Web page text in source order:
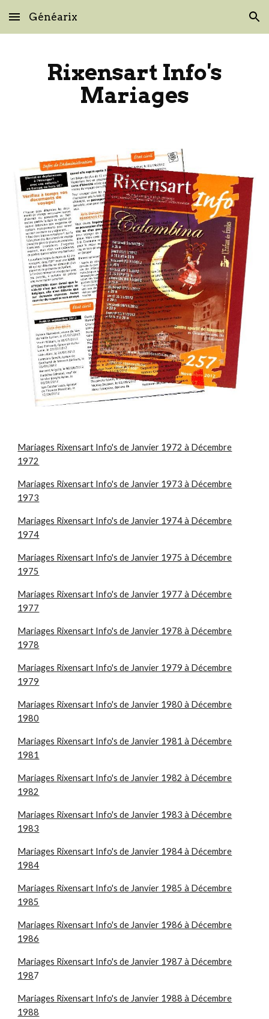
Skip to main content Skip to navigation
Généarix
Rixensart Info's
Mariages
Mariages Rixensart Info's de Janvier 1972 à Décembre
1972
Mariages Rixensart Info's de Janvier 1973 à Décembre
1973
Mariages Rixensart Info's de Janvier 1974 à Décembre
1974
Mariages Rixensart Info's de Janvier 1975 à Décembre
1975
Mariages Rixensart Info's de Janvier 1977 à Décembre
1977
Mariages Rixensart Info's de Janvier 1978 à Décembre
1978
Mariages Rixensart Info's de Janvier 1979 à Décembre
1979
Mariages Rixensart Info's de Janvier 1980 à Décembre
1980
Mariages Rixensart Info's de Janvier 1981 à Décembre
1981
Mariages Rixensart Info's de Janvier 1982 à Décembre
1982
Mariages Rixensart Info's de Janvier 1983 à Décembre
1983
Mariages Rixensart Info's de Janvier 1984 à Décembre
1984
Mariages Rixensart Info's de Janvier 1985 à Décembre
1985
Mariages Rixensart Info's de Janvier 1986 à Décembre
1986
Mariages Rixensart Info's de Janvier 1987 à Décembre
1987
Mariages Rixensart Info's de Janvier 1988 à Décembre
1988